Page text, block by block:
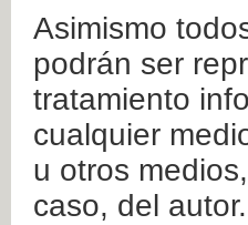
Asimismo
podrán ser
tratamiento
cualquier
u otros
caso, del autor.